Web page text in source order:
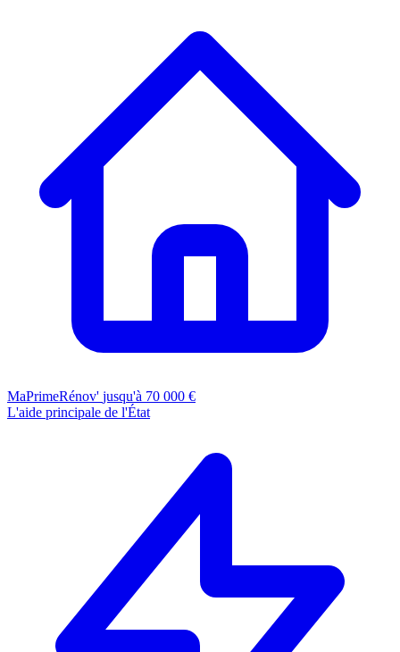
MaPrimeRénov' jusqu'à 70 000 €
L'aide principale de l'État